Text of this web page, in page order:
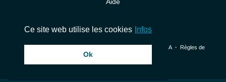
DMCA・ Règles de
Ce site web utilise les cookies Infos
Ok